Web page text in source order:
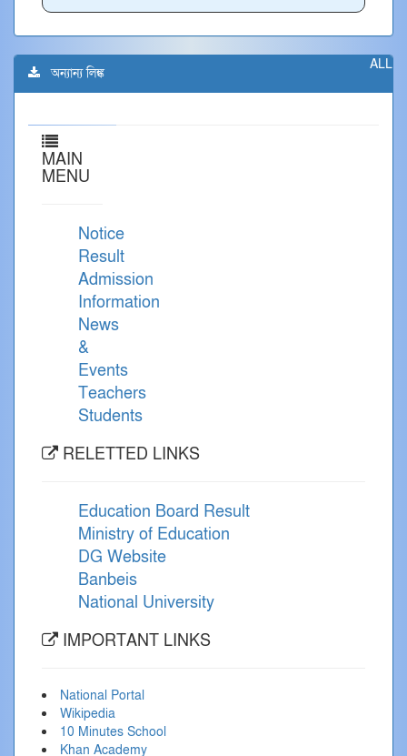
ALL
অন্যান্য লিঙ্ক
MAIN
MENU
Notice
Result
Admission
Information
News
&
Events
Teachers
Students
RELETTED LINKS
Education Board Result
Ministry of Education
DG Website
Banbeis
National University
IMPORTANT LINKS
National Portal
Wikipedia
10 Minutes School
Khan Academy